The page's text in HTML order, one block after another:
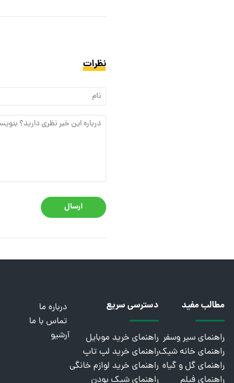
نظرات
ارسال
مطالب مفید
راهنمای سیر وسفر
راهنمای خانه شیک
راهنمای گل و گیاه
دسترسی سریع
راهنمای خرید موبایل
راهنمای خرید لپ تاپ
راهنمای خرید لوازم خانگی
درباره ما
تماس با ما
آرشیو